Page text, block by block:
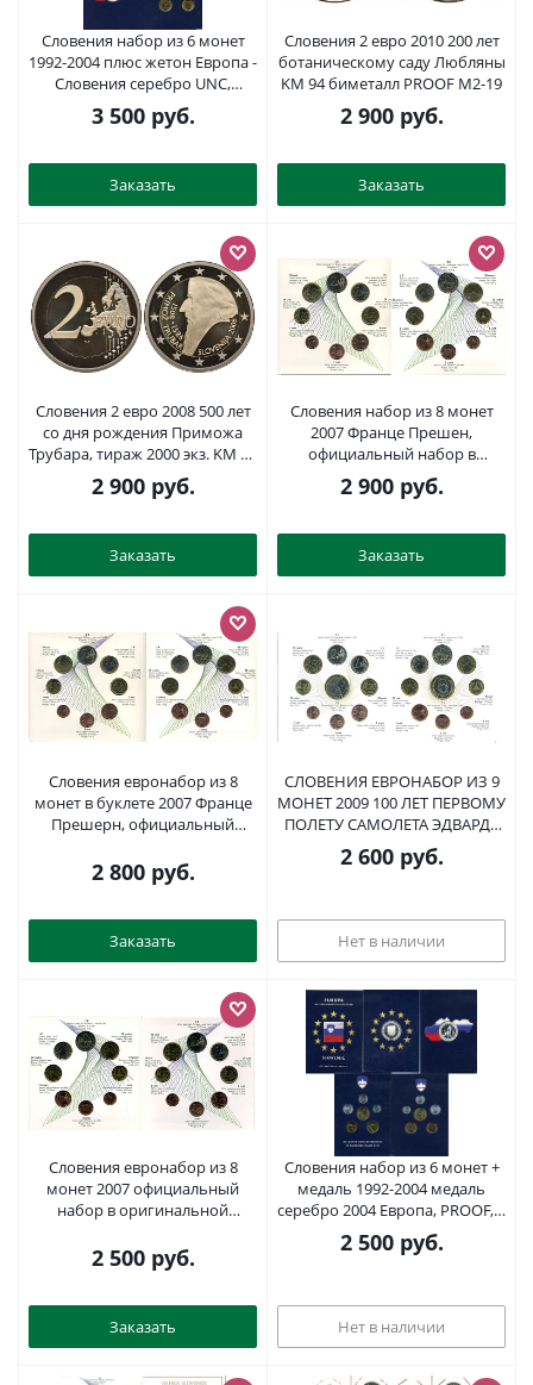
Словения набор из 6 монет
1992-2004 плюс жетон Европа -
Словения серебро UNC,
PROOF 1181-1-18
3 500руб.
Заказать
Словения 2 евро 2010 200 лет
ботаническому саду Любляны
KM 94 биметалл PROOF M2-19
2 900руб.
Заказать
Словения 2 евро 2008 500 лет
со дня рождения Приможа
Трубара, тираж 2000 экз. KM 80
биметалл PROOF M1-12
2 900руб.
Заказать
Словения набор из 8 монет
2007 Франце Прешен,
официальный набор в
запайке и буклете UNC 7-4-2-
47
2 900руб.
Заказать
Словения евронабор из 8
монет в буклете 2007 Франце
Прешерн, официальный
UNC 7-6-1-09
2 800руб.
Заказать
СЛОВЕНИЯ ЕВРОНАБОР ИЗ 9
МОНЕТ 2009 100 ЛЕТ ПЕРВОМУ
ПОЛЕТУ САМОЛЕТА ЭДВАРДА
РУСЯНА, АВИАКОНСТРУКТОРА
И ЛЕТЧИКА ИСПЫТАТЕЛЯ, В
2 600руб.
Нет в наличии
Словения евронабор из 8
монет 2007 официальный
набор в оригинальной
11
2 500руб.
Заказать
Словения набор из 6 монет +
медаль 1992-2004 медаль
серебро 2004 Европа, PROOF, в
оригинальном буклете UNC 4-
4-1-50
2 500руб.
Нет в наличии